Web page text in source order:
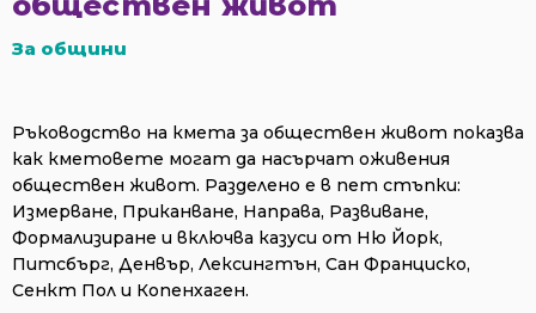
За общини
Ръководство на кмета за обществен живот показва
как кметовете могат да насърчат оживения
обществен живот. Разделено е в пет стъпки:
Измерване, Приканване, Направа, Развиване,
Формализиране и включва казуси от Ню Йорк,
Питсбърг, Денвър, Лексингтън, Сан Франциско,
Сенкт Пол и Копенхаген.